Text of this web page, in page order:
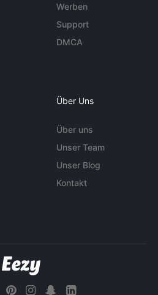
Werben
Support
DMCA
Über Uns
Über uns
Unser Team
Unser Blog
Kontakt